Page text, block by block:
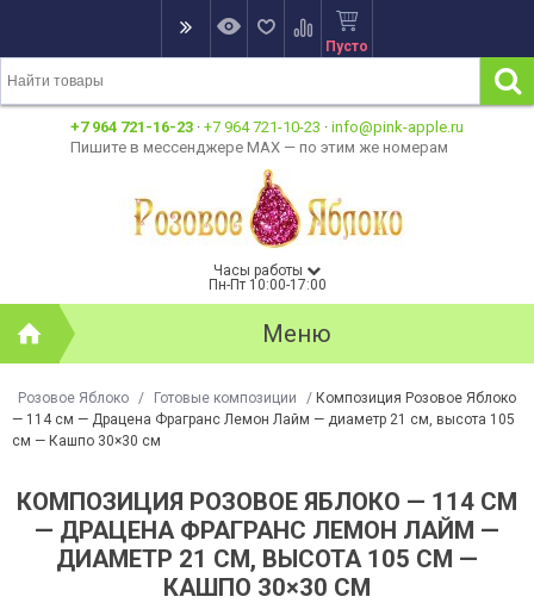
Пусто
+7 964 721-16-23 · +7 964 721-10-23 · info@pink-apple.ru
Пишите в мессенджере MAX — по этим же номерам
Часы работы
Пн-Пт 10:00-17:00
Меню
Розовое Яблоко / Готовые композиции / Композиция Розовое Яблоко
— 114 см — Драцена Фрагранс Лемон Лайм — диаметр 21 см, высота 105
см — Кашпо 30×30 см
КОМПОЗИЦИЯ РОЗОВОЕ ЯБЛОКО — 114 СМ
— ДРАЦЕНА ФРАГРАНС ЛЕМОН ЛАЙМ —
ДИАМЕТР 21 СМ, ВЫСОТА 105 СМ —
КАШПО 30×30 СМ